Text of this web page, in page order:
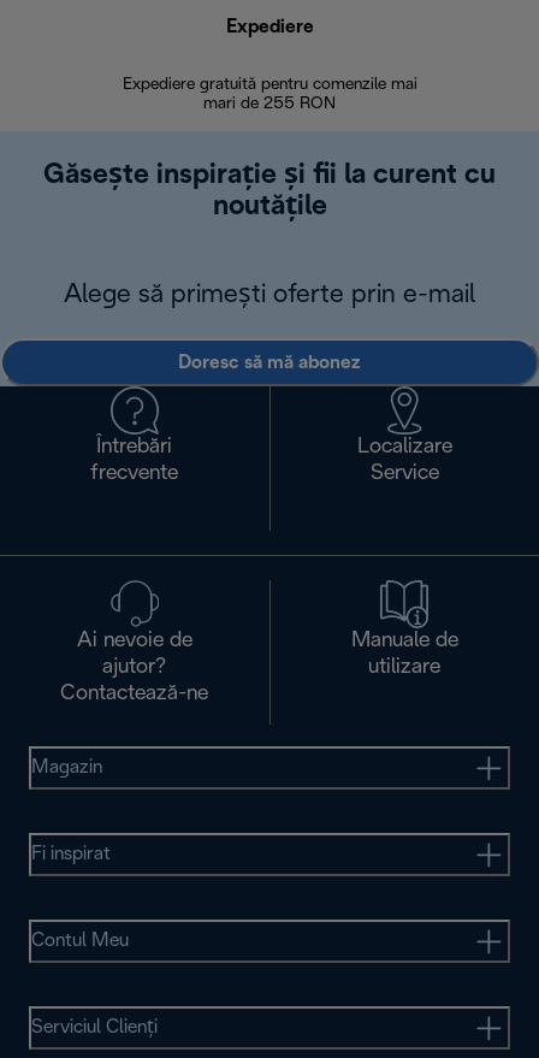
Expediere
Expediere gratuită pentru comenzile mai
mari de 255 RON
Găsește inspirație și fii la curent cu
noutățile
Alege să primești oferte prin e-mail
Doresc să mă abonez
Întrebări
frecvente
Localizare
Service
Ai nevoie de
ajutor?
Contactează-ne
Manuale de
utilizare
Magazin
Fi inspirat
Contul Meu
Serviciul Clienţi